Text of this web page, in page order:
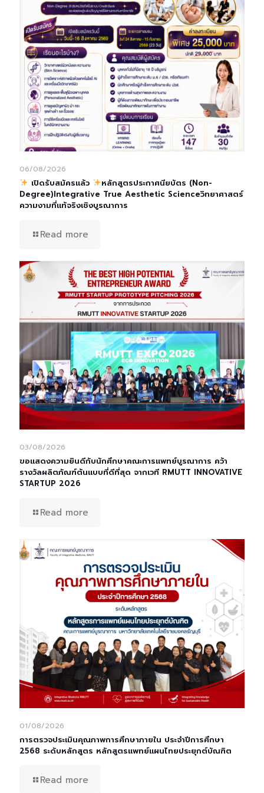
06/08/2026
เปิดรับสมัครแล้ว
หลักสูตรประกาศนียบัตร (Non-
Degree)Integrative True Aesthetic Scienceวิทยาศาสตร์
ความงามที่แท้จริงเชิงบูรณาการ
Read more
03/08/2026
ขอแสดงความยินดีกับนักศึกษาคณะการแพทย์บูรณาการ คว้า
รางวัลผลิตภัณฑ์ต้นแบบที่ดีที่สุด จากเวที RMUTT INNOVATIVE
STARTUP 2026
Read more
01/08/2026
การตรวจประเมินคุณภาพการศึกษาภายใน ประจำปีการศึกษา
2568 ระดับหลักสูตร หลักสูตรแพทย์แผนไทยประยุกต์บัณฑิต
Read more